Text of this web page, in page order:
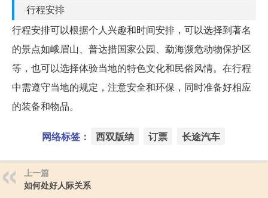
行程安排
行程安排可以根据个人兴趣和时间安排，可以选择到著名
的景点如峨眉山、普达措国家公园、勐海濒危动物保护区
等，也可以选择体验当地的特色文化和民俗风情。在行程
中需遵守当地的规定，注意安全和环保，同时准备好相应
的装备和物品。
网络标签： 西双版纳 订票 长途汽车
上一篇
如何处好人际关系